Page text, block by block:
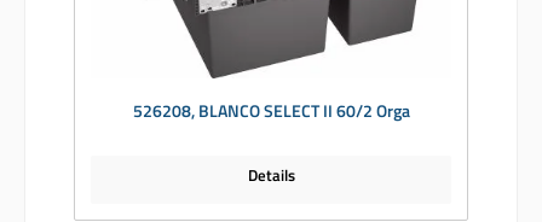
526208, BLANCO SELECT II 60/2 Orga
Details